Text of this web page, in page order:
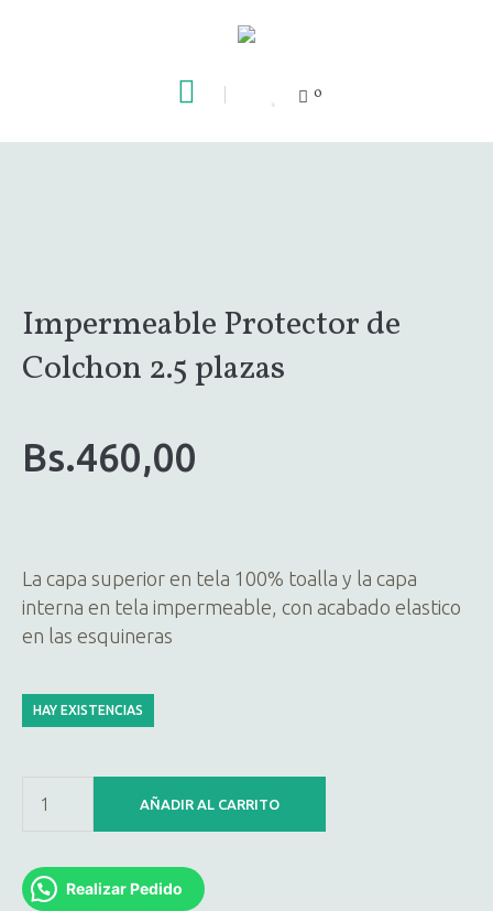
0
Impermeable Protector de
Colchon 2.5 plazas
Bs.460,00
La capa superior en tela 100% toalla y la capa
interna en tela impermeable, con acabado elastico
en las esquineras
HAY EXISTENCIAS
AÑADIR AL CARRITO
Realizar Pedido